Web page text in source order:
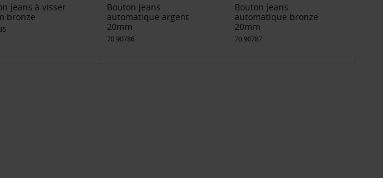
jeans à visser
bronze
Bouton jeans
automatique argent
20mm
70 90786
Bouton jeans
automatique bronze
20mm
70 90787